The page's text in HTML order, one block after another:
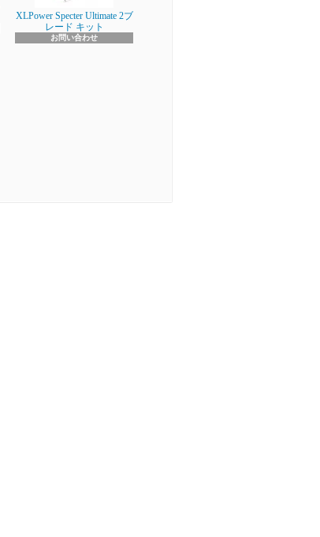
XLPower Specter Ultimate 2ブ
レード キット
お問い合わせ